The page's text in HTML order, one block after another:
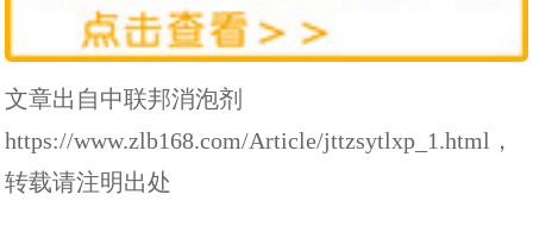
文章出自中联邦消泡剂
https://www.zlb168.com/Article/jttzsytlxp_1.html，
转载请注明出处